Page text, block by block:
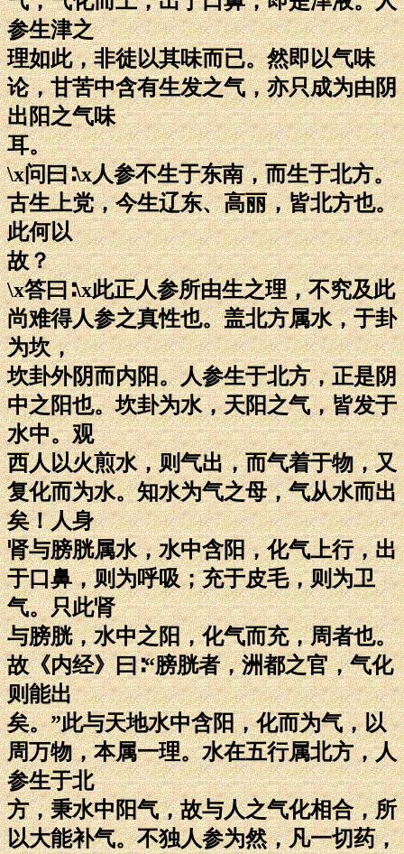
参生津之
理如此，非徒以其味而已。然即以气味
论，甘苦中含有生发之气，亦只成为由阴
出阳之气味
耳。
\x问曰∶\x人参不生于东南，而生于北方。
古生上党，今生辽东、高丽，皆北方也。
此何以
故？
\x答曰∶\x此正人参所由生之理，不究及此
尚难得人参之真性也。盖北方属水，于卦
为坎，
坎卦外阴而内阳。人参生于北方，正是阴
中之阳也。坎卦为水，天阳之气，皆发于
水中。观
西人以火煎水，则气出，而气着于物，又
复化而为水。知水为气之母，气从水而出
矣！人身
肾与膀胱属水，水中含阳，化气上行，出
于口鼻，则为呼吸；充于皮毛，则为卫
气。只此肾
与膀胱，水中之阳，化气而充，周者也。
故《内经》曰∶“膀胱者，洲都之官，气化
则能出
矣。”此与天地水中含阳，化而为气，以
周万物，本属一理。水在五行属北方，人
参生于北
方，秉水中阳气，故与人之气化相合，所
以大能补气。不独人参为然，凡一切药，